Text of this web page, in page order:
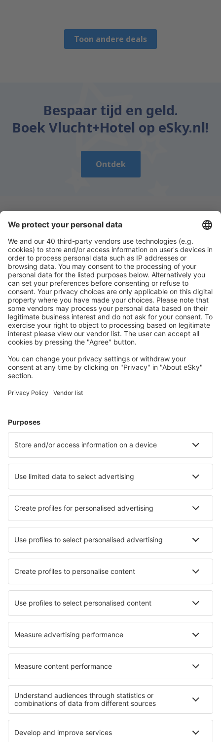
Toon andere deals
Bespaar tijd en geld.
Boek Vlucht+Hotel op eSky.nl!
Ontdek
Download onze appen plan gemakkelijk uw
reizen
Plan uw reis
Vliegtickets
Stedentrip
Vlucht+hotel
Hotels
Parkeren
Transfers
Attracties
Kom meer te weten
Mobiele app
Luchtvaartmaatschappijen
KLM
Ryanair
Air France
Wizz Air
Transavia
Over eSky
Algemene voorwaarden
Mijn boekingen
Privacykennisgeving
Ondersteuning en contact
Privacy